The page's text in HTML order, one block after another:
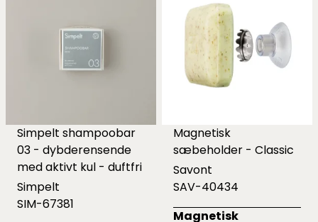
Simpelt shampoobar
03 - dybderensende
med aktivt kul - duftfri
Simpelt
SIM-67381
Magnetisk
sæbeholder - Classic
Savont
SAV-40434
Magnetisk